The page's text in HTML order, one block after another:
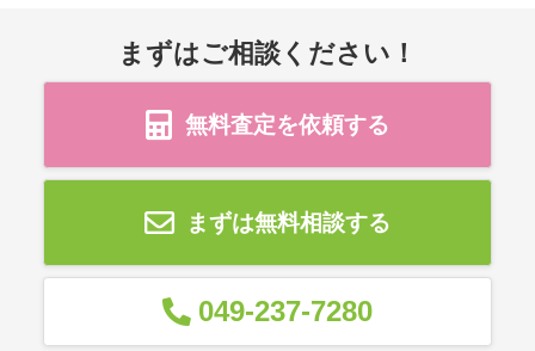
まずはご相談ください！
無料査定を依頼する
まずは無料相談する
049-237-7280